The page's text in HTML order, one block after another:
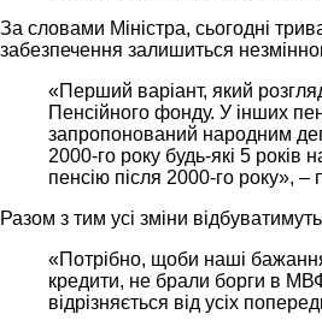
За словами Міністра, сьогодні
забезпечення залишиться
«Перший варіант, який
Пенсійного фонду. У інших
запропонований народним
2000-го року будь-які 5 років
пенсію після 2000-го року»,
Разом з тим усі зміни
«Потрібно, щоби наші
кредити, не брали борги в
відрізняється від усіх